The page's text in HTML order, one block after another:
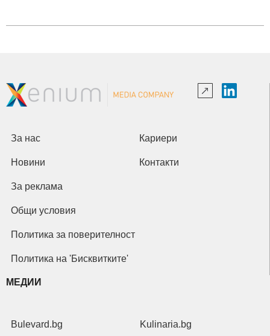
За нас Кариери
Новини Контакти
За реклама
Общи условия
Политика за поверителност
Политика на 'Бисквитките'
МЕДИИ
Bulevard.bg Kulinaria.bg